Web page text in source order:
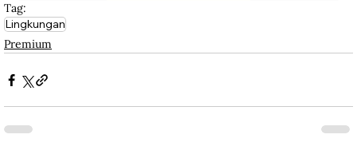
Tag:
Lingkungan
Premium